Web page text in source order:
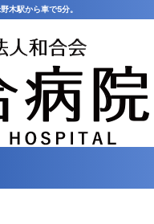
木駅から車で5分。
年８月